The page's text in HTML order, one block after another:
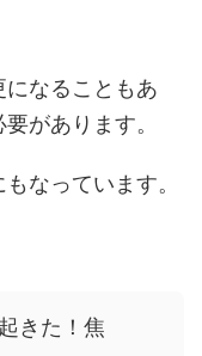
になることもあ
があります。
なっています。
きた！焦